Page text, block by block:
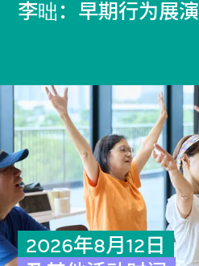
李昢：早期行为展演
2026年8月12日